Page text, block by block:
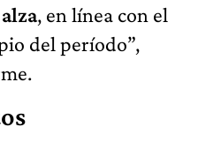
, en línea con el
del período”,